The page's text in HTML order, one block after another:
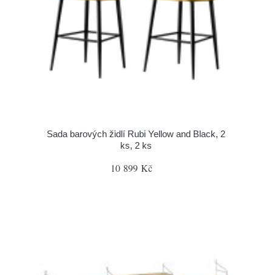
Sada barových židlí Rubi Yellow and Black, 2
ks, 2 ks
10 899 Kč